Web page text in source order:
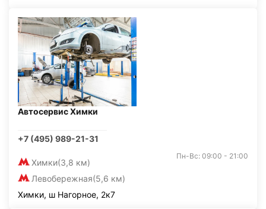
Автосервис Химки
+7 (495) 989-21-31
Химки(3,8 км)
Левобережная(5,6 км)
Пн-Вс: 09:00 - 21:00
Химки, ш Нагорное, 2к7